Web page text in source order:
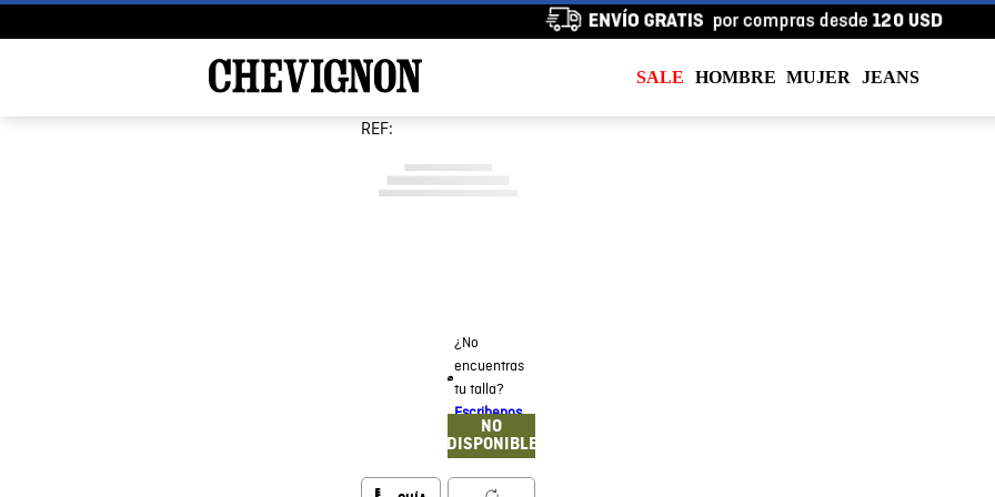
SALE HOMBRE MUJER JEANS
REF:
¿No
encuentras
tu talla?
Escribenos
NO
DISPONIBLE